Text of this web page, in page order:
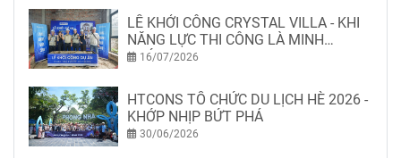
LỄ KHỞI CÔNG CRYSTAL VILLA - KHI
NĂNG LỰC THI CÔNG LÀ MINH
CHỨNG
16/07/2026
HTCONS TỔ CHỨC DU LỊCH HÈ 2026 -
KHỚP NHỊP BỨT PHÁ
30/06/2026